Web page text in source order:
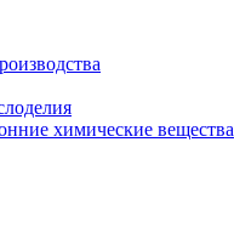
химические вещества